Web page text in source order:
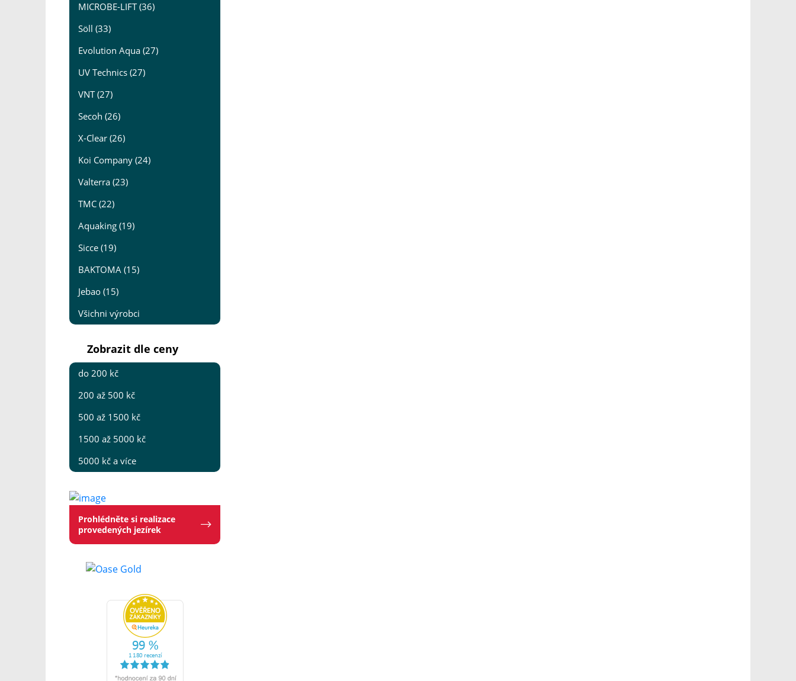
MICROBE-LIFT (36)
Söll (33)
Evolution Aqua (27)
UV Technics (27)
VNT (27)
Secoh (26)
X-Clear (26)
Koi Company (24)
Valterra (23)
TMC (22)
Aquaking (19)
Sicce (19)
BAKTOMA (15)
Jebao (15)
Všichni výrobci
Zobrazit dle ceny
do 200 kč
200 až 500 kč
500 až 1500 kč
1500 až 5000 kč
5000 kč a více
Prohlédněte si realizace
provedených jezírek